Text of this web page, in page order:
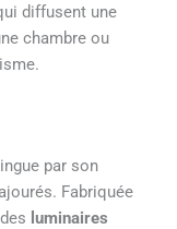
diffusent une
chambre ou
par son
Fabriquée
luminaires